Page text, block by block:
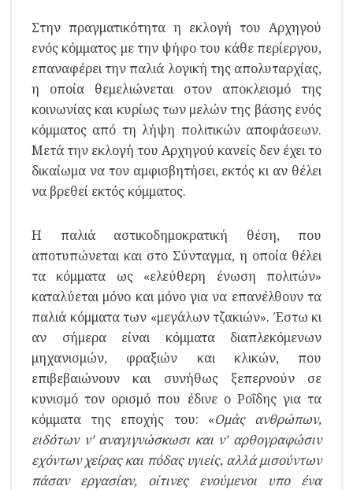
Στην πραγματικότητα η εκλογή του Αρχηγού
ενός κόμματος με την ψήφο του κάθε περίεργου,
επαναφέρει την παλιά λογική της απολυταρχίας,
η οποία θεμελιώνεται στον αποκλεισμό της
κοινωνίας και κυρίως των μελών της βάσης ενός
κόμματος από τη λήψη πολιτικών αποφάσεων.
Μετά την εκλογή του Αρχηγού κανείς δεν έχει το
δικαίωμα να τον αμφισβητήσει, εκτός κι αν θέλει
να βρεθεί εκτός κόμματος.
Η παλιά αστικοδημοκρατική θέση, που
αποτυπώνεται και στο Σύνταγμα, η οποία θέλει
τα κόμματα ως «ελεύθερη ένωση πολιτών»
καταλύεται μόνο και μόνο για να επανέλθουν τα
παλιά κόμματα των «μεγάλων τζακιών». Έστω κι
αν σήμερα είναι κόμματα διαπλεκόμενων
μηχανισμών, φραξιών και κλικών, που
επιβεβαιώνουν και συνήθως ξεπερνούν σε
κυνισμό τον ορισμό που έδινε ο Ροΐδης για τα
κόμματα της εποχής του: «Ομάς ανθρώπων,
ειδότων ν’ αναγιγνώσκωσι και ν’ αρθογραφώσιν
εχόντων χείρας και πόδας υγιείς, αλλά μισούντων
πάσαν εργασίαν, οίτινες ενούμενοι υπο ένα